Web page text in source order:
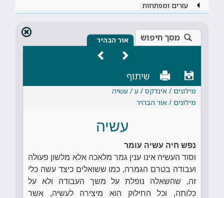
עזרים ומפתחות
מסך חיפוש אור הבהיר ×
שיתוף
מילונים / אינדקס / ע / עשיה
מילונים / אור הבהיר
עשיה
נפש חיה עשיה עומר
וסוד העשיה אינו ענין גמר מלאכה אלא מלשון פעולה
ועבודה בטרם הגמרה, כמו ששואלים כיצד עשה כלי
זה, שהשאלה נופלת על משך העבודה ולא על
כלותה, וכל החילוק הוא מיצירה לעשיה, אשר